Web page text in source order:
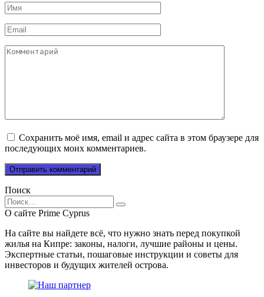
Имя
*
Email
*
Комментарий
Сохранить моё имя, email и адрес сайта в этом браузере для
последующих моих комментариев.
Поиск
Search
for:
О сайте Prime Cyprus
На сайте вы найдете всё, что нужно знать перед покупкой
жилья на Кипре: законы, налоги, лучшие районы и цены.
Экспертные статьи, пошаговые инструкции и советы для
инвесторов и будущих жителей острова.